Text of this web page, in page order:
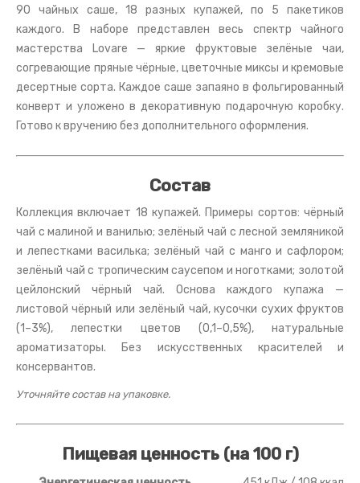
90 чайных саше, 18 разных купажей, по 5 пакетиков
каждого. В наборе представлен весь спектр чайного
мастерства Lovare — яркие фруктовые зелёные чаи,
согревающие пряные чёрные, цветочные миксы и кремовые
десертные сорта. Каждое саше запаяно в фольгированный
конверт и уложено в декоративную подарочную коробку.
Готово к вручению без дополнительного оформления.
Состав
Коллекция включает 18 купажей. Примеры сортов: чёрный
чай с малиной и ванилью; зелёный чай с лесной земляникой
и лепестками василька; зелёный чай с манго и сафлором;
зелёный чай с тропическим саусепом и ноготками; золотой
цейлонский чёрный чай. Основа каждого купажа —
листовой чёрный или зелёный чай, кусочки сухих фруктов
(1–3%), лепестки цветов (0,1–0,5%), натуральные
ароматизаторы. Без искусственных красителей и
консервантов.
Уточняйте состав на упаковке.
Пищевая ценность (на 100 г)